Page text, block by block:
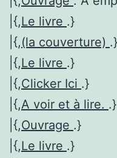
|{,Le livre .}
|{,(la couverture) .}
|{,Le livre .}
|{,Clicker Ici .}
|{,A voir et à lire. .}
|{,Ouvrage .}
|{,Le livre .}